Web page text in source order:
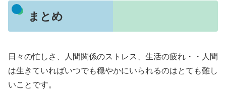
まとめ
日々の忙しさ、人間関係のストレス、生活の疲れ・・人間
は生きていればいつでも穏やかにいられるのはとても難し
いことです。